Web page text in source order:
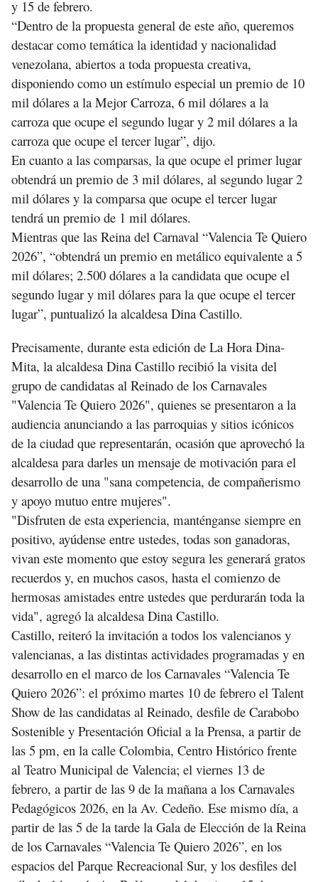
y 15 de febrero.
“Dentro de la propuesta general de este año, queremos
destacar como temática la identidad y nacionalidad
venezolana, abiertos a toda propuesta creativa,
disponiendo como un estímulo especial un premio de 10
mil dólares a la Mejor Carroza, 6 mil dólares a la
carroza que ocupe el segundo lugar y 2 mil dólares a la
carroza que ocupe el tercer lugar”, dijo.
En cuanto a las comparsas, la que ocupe el primer lugar
obtendrá un premio de 3 mil dólares, al segundo lugar 2
mil dólares y la comparsa que ocupe el tercer lugar
tendrá un premio de 1 mil dólares.
Mientras que las Reina del Carnaval “Valencia Te Quiero
2026”, “obtendrá un premio en metálico equivalente a 5
mil dólares; 2.500 dólares a la candidata que ocupe el
segundo lugar y mil dólares para la que ocupe el tercer
lugar”, puntualizó la alcaldesa Dina Castillo.
Precisamente, durante esta edición de La Hora Dina-
Mita, la alcaldesa Dina Castillo recibió la visita del
grupo de candidatas al Reinado de los Carnavales
"Valencia Te Quiero 2026", quienes se presentaron a la
audiencia anunciando a las parroquias y sitios icónicos
de la ciudad que representarán, ocasión que aprovechó la
alcaldesa para darles un mensaje de motivación para el
desarrollo de una "sana competencia, de compañerismo
y apoyo mutuo entre mujeres".
"Disfruten de esta experiencia, manténganse siempre en
positivo, ayúdense entre ustedes, todas son ganadoras,
vivan este momento que estoy segura les generará gratos
recuerdos y, en muchos casos, hasta el comienzo de
hermosas amistades entre ustedes que perdurarán toda la
vida", agregó la alcaldesa Dina Castillo.
Castillo, reiteró la invitación a todos los valencianos y
valencianas, a las distintas actividades programadas y en
desarrollo en el marco de los Carnavales “Valencia Te
Quiero 2026”: el próximo martes 10 de febrero el Talent
Show de las candidatas al Reinado, desfile de Carabobo
Sostenible y Presentación Oficial a la Prensa, a partir de
las 5 pm, en la calle Colombia, Centro Histórico frente
al Teatro Municipal de Valencia; el viernes 13 de
febrero, a partir de las 9 de la mañana a los Carnavales
Pedagógicos 2026, en la Av. Cedeño. Ese mismo día, a
partir de las 5 de la tarde la Gala de Elección de la Reina
de los Carnavales “Valencia Te Quiero 2026”, en los
espacios del Parque Recreacional Sur, y los desfiles del